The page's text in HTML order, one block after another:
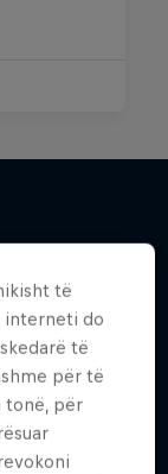
të
interneti do
të
për të
tonë, për